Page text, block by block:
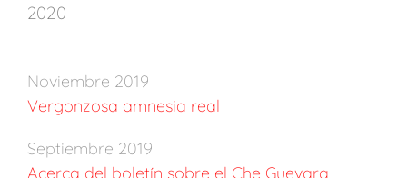
2020
Noviembre 2019
Vergonzosa amnesia real
Septiembre 2019
Acerca del boletín sobre el Che Guevara